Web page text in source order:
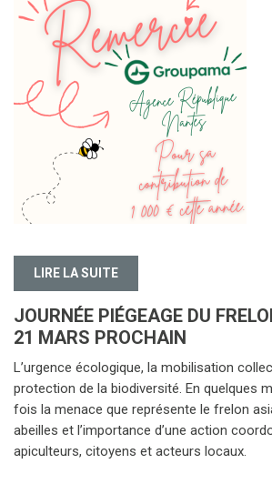
LIRE LA SUITE
JOURNÉE PIÉGEAGE DU
21 MARS PROCHAIN
L’urgence écologique, la mobilisation
protection de la biodiversité. En quelques
fois la menace que représente le frelon
abeilles et l’importance d’une action
apiculteurs, citoyens et acteurs locaux.